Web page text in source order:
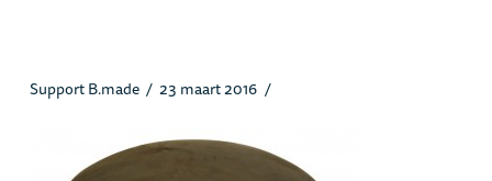
Support B.made 23 maart 2016